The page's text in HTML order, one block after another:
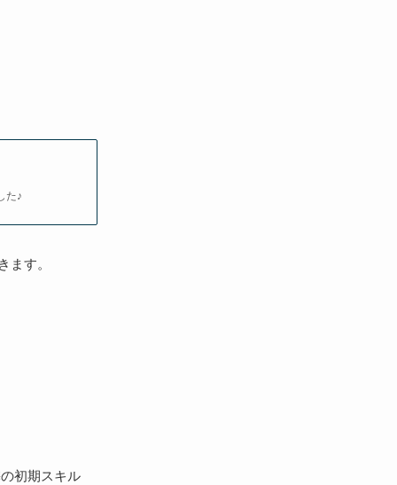
た♪
ます。
初期スキル